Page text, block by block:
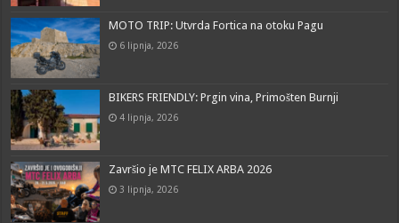
MOTO TRIP: Utvrda Fortica na otoku Pagu
6 lipnja, 2026
BIKERS FRIENDLY: Prgin vina, Primošten Burnji
4 lipnja, 2026
Završio je MTC FELIX ARBA 2026
3 lipnja, 2026